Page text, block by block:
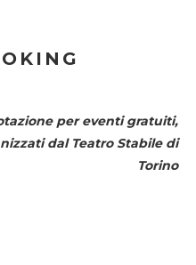
per eventi gratuiti,
dal Teatro Stabile di
Torino